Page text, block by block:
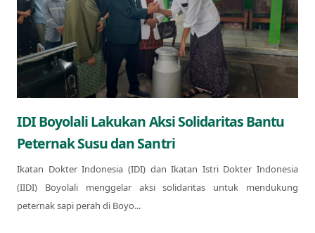
IDI Boyolali Lakukan Aksi Solidaritas Bantu
Peternak Susu dan Santri
Ikatan Dokter Indonesia (IDI) dan Ikatan Istri Dokter Indonesia
(IIDI) Boyolali menggelar aksi solidaritas untuk mendukung
peternak sapi perah di Boyo...